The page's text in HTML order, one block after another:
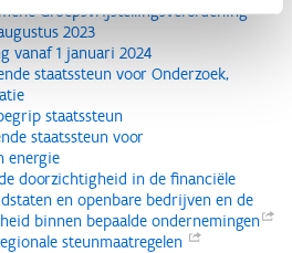
Groepsvrijstellingsverordening
2023
vanaf 1 januari 2024
staatssteun voor Onderzoek,
staatssteun
staatssteun voor
energie
doorzichtigheid in de financiële
en openbare bedrijven en de
binnen bepaalde ondernemingen
steunmaatregelen